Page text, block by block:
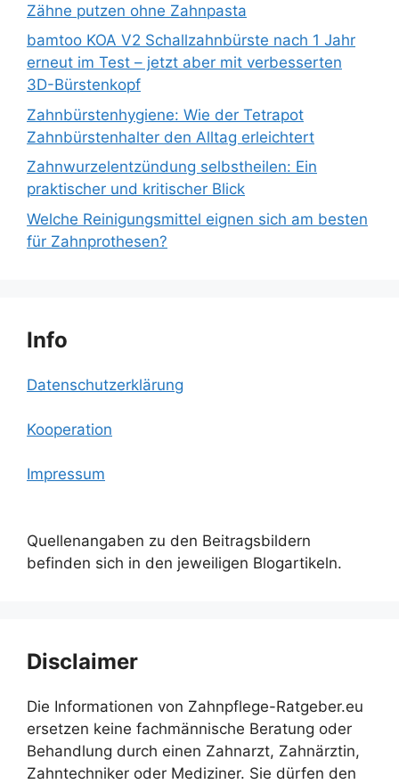
Zähne putzen ohne Zahnpasta
bamtoo KOA V2 Schallzahnbürste nach 1 Jahr
erneut im Test – jetzt aber mit verbesserten
3D-Bürstenkopf
Zahnbürstenhygiene: Wie der Tetrapot
Zahnbürstenhalter den Alltag erleichtert
Zahnwurzelentzündung selbstheilen: Ein
praktischer und kritischer Blick
Welche Reinigungsmittel eignen sich am besten
für Zahnprothesen?
Info
Datenschutzerklärung
Kooperation
Impressum
Quellenangaben zu den Beitragsbildern
befinden sich in den jeweiligen Blogartikeln.
Disclaimer
Die Informationen von Zahnpflege-Ratgeber.eu
ersetzen keine fachmännische Beratung oder
Behandlung durch einen Zahnarzt, Zahnärztin,
Zahntechniker oder Mediziner. Sie dürfen den